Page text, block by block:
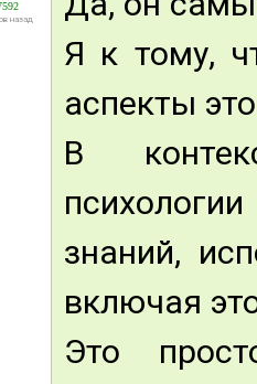
назад
Я к тому,
аспекты
В
знаний,
включая
Это